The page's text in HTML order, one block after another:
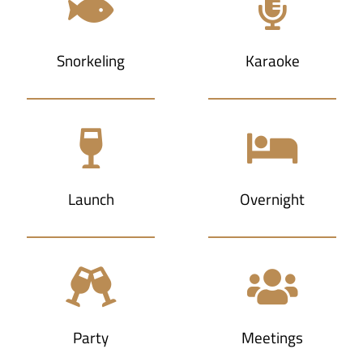
Snorkeling Karaoke
Launch Overnight
Party Meetings